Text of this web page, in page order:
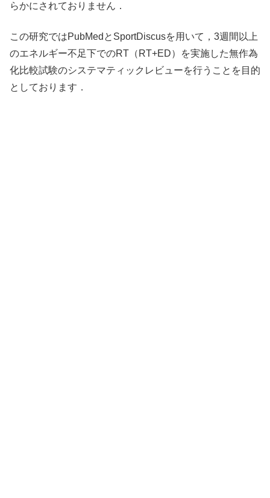
らかにされておりません．
この研究ではPubMedとSportDiscusを用いて，3週間以上
のエネルギー不足下でのRT（RT+ED）を実施した無作為
化比較試験のシステマティックレビューを行うことを目的
としております．